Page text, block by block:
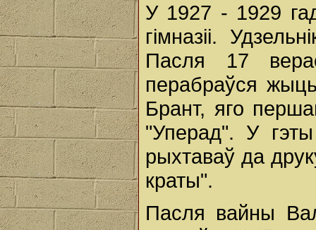
У 1927 - 1929
гімназіі.
Пасля 17
перабраўся
Брант, яго
"Уперад". У
рыхтаваў да
краты".
Пасля вайны